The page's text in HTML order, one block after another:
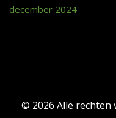
december 2024
© 2026 Alle rechten